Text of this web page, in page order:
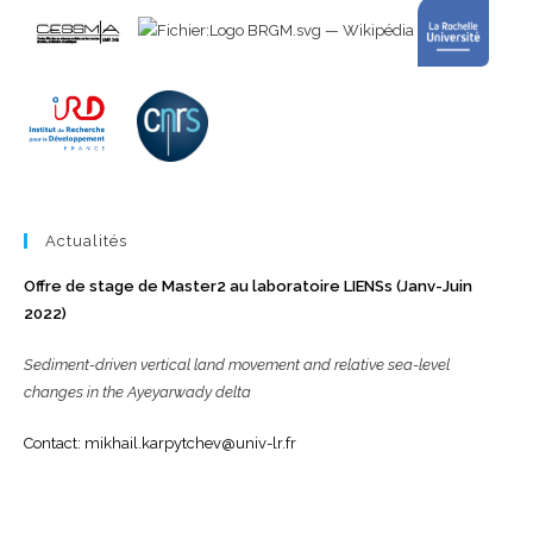
Actualités
Offre de stage de Master2 au laboratoire LIENSs (Janv-Juin
2022)
Sediment-driven vertical land movement and relative sea-level
changes in the Ayeyarwady delta
Contact: mikhail.karpytchev@univ-lr.fr